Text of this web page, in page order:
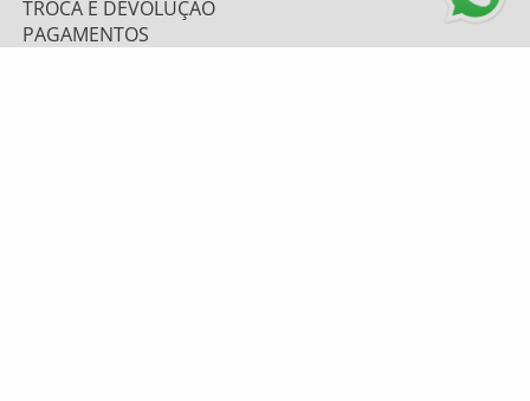
TROCA E DEVOLUÇÃO
PAGAMENTOS